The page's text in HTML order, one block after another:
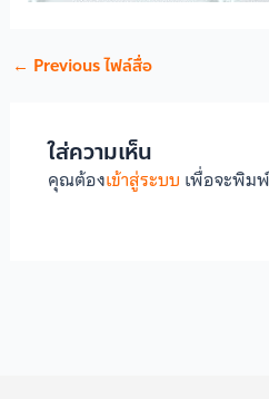
← Previous ไฟล์สื่อ
ใส่ความเห็น
คุณต้องเข้าสู่ระบบ เพื่อจะพิม